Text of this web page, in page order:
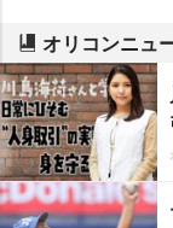
オリコンニュ